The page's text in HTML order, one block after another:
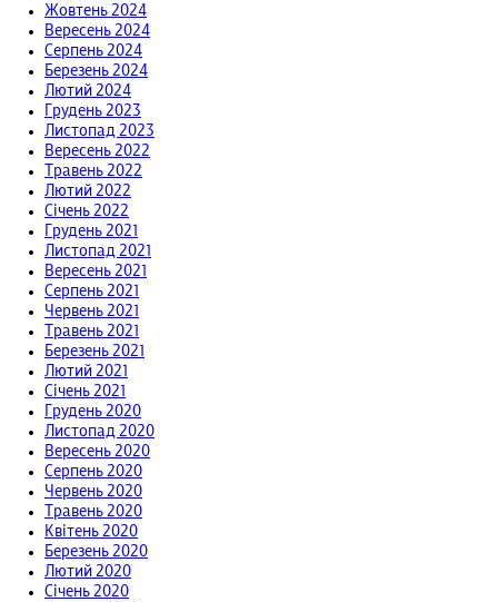
Жовтень 2024
Вересень 2024
Серпень 2024
Березень 2024
Лютий 2024
Грудень 2023
Листопад 2023
Вересень 2022
Травень 2022
Лютий 2022
Січень 2022
Грудень 2021
Листопад 2021
Вересень 2021
Серпень 2021
Червень 2021
Травень 2021
Березень 2021
Лютий 2021
Січень 2021
Грудень 2020
Листопад 2020
Вересень 2020
Серпень 2020
Червень 2020
Травень 2020
Квітень 2020
Березень 2020
Лютий 2020
Січень 2020